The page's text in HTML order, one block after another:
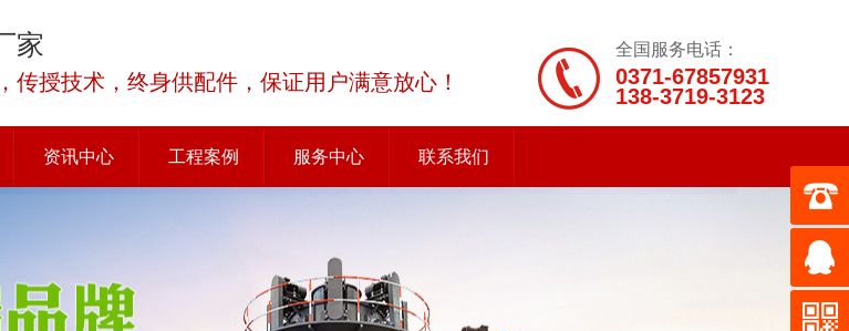
家
传授技术，终身供配件，保证用户满意放心！
全国服务电话：
0371-67857931
138-3719-3123
资讯中心 工程案例 服务中心 联系我们